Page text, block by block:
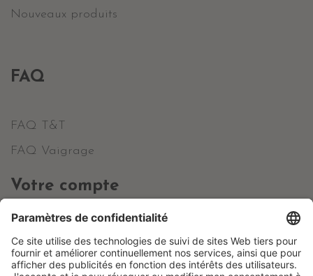
Nouveaux produits
FAQ
FAQ T&T
FAQ Vaigrage
Votre compte
Informations personnelles
Commandes